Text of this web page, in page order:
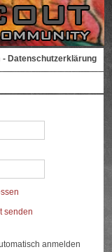
- Datenschutzerklärung
senden
anmelden